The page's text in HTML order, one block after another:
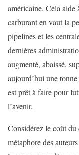
américaine. Cela aide
carburant en vaut la
pipelines et les
dernières
augmenté, abaissé,
aujourd’hui une
est prêt à faire pour
l’avenir.
Considérez le coût du
métaphore des